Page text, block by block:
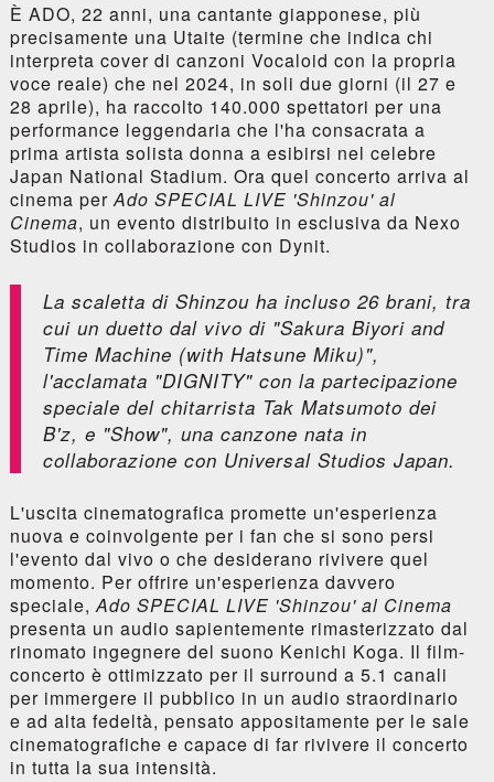
È ADO, 22 anni, una cantante giapponese, più
precisamente una Utaite (termine che indica chi
interpreta cover di canzoni Vocaloid con la propria
voce reale) che nel 2024, in soli due giorni (il 27 e
28 aprile), ha raccolto 140.000 spettatori per una
performance leggendaria che l'ha consacrata a
prima artista solista donna a esibirsi nel celebre
Japan National Stadium. Ora quel concerto arriva al
cinema perAdo SPECIAL LIVE 'Shinzou' al
Cinema, un evento distribuito in esclusiva da Nexo
Studios in collaborazione con Dynit.
La scaletta di Shinzou ha incluso 26 brani, tra
cui un duetto dal vivo di "Sakura Biyori and
Time Machine (with Hatsune Miku)",
l'acclamata "DIGNITY" con la partecipazione
speciale del chitarrista Tak Matsumoto dei
B'z, e "Show", una canzone nata in
collaborazione con Universal Studios Japan.
L'uscita cinematografica promette un'esperienza
nuova e coinvolgente per i fan che si sono persi
l'evento dal vivo o che desiderano rivivere quel
momento. Per offrire un'esperienza davvero
speciale,Ado SPECIAL LIVE 'Shinzou' al Cinema
presenta un audio sapientemente rimasterizzato dal
rinomato ingegnere del suono Kenichi Koga. Il film-
concerto è ottimizzato per il surround a 5.1 canali
per immergere il pubblico in un audio straordinario
e ad alta fedeltà, pensato appositamente per le sale
cinematografiche e capace di far rivivere il concerto
in tutta la sua intensità.